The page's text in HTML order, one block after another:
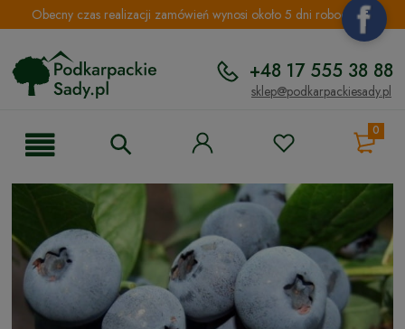
Obecny czas realizacji zamówień wynosi około 5 dni roboczych.
+48 17 555 38 88
sklep@podkarpackiesady.pl
0